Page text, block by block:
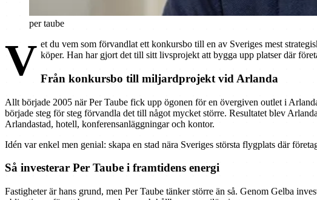
per taube
V et du vem som förvandlat ett konkursbo till en av Sveriges mest
köper. Han har gjort det till sitt livsprojekt att bygga upp platser där
Från konkursbo till miljardprojekt vid Arlanda
Allt började 2005 när Per Taube fick upp ögonen för en övergiven outlet i
började steg för steg förvandla det till något mycket större. Resultatet blev
Arlandastad, hotell, konferensanläggningar och kontor.
Idén var enkel men genial: skapa en stad nära Sveriges största flygplats där
Så investerar Per Taube i framtidens energi
Fastigheter är hans grund, men Per Taube tänker större än så. Genom Gelba